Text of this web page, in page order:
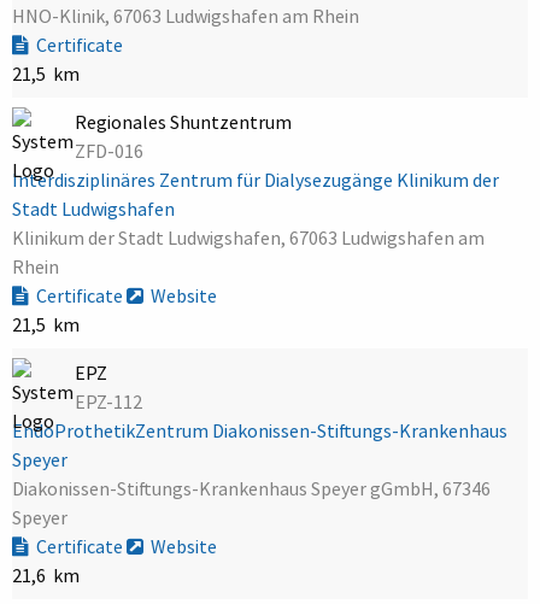
HNO-Klinik, 67063 Ludwigshafen am Rhein
Certificate
21,5 km
Regionales Shuntzentrum
ZFD-016
Interdisziplinäres Zentrum für Dialysezugänge Klinikum der
Stadt Ludwigshafen
Klinikum der Stadt Ludwigshafen, 67063 Ludwigshafen am
Rhein
Certificate
Website
21,5 km
EPZ
EPZ-112
EndoProthetikZentrum Diakonissen-Stiftungs-Krankenhaus
Speyer
Diakonissen-Stiftungs-Krankenhaus Speyer gGmbH, 67346
Speyer
Certificate
Website
21,6 km